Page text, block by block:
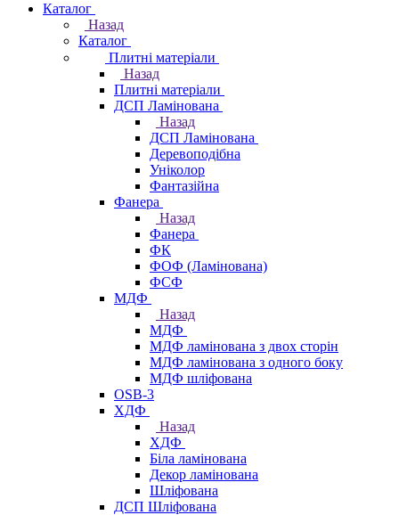
Каталог
Назад
Каталог
Плитні матеріали
Назад
Плитні матеріали
ДСП Ламінована
Назад
ДСП Ламінована
Деревоподібна
Уніколор
Фантазійна
Фанера
Назад
Фанера
ФК
ФОФ (Ламінована)
ФСФ
МДФ
Назад
МДФ
МДФ ламінована з двох сторін
МДФ ламінована з одного боку
МДФ шліфована
OSB-3
ХДФ
Назад
ХДФ
Біла ламінована
Декор ламінована
Шліфована
ДСП Шліфована